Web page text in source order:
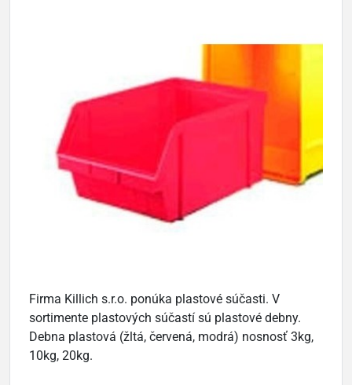
Firma Killich s.r.o. ponúka plastové súčasti. V
sortimente plastových súčastí sú plastové debny.
Debna plastová (žltá, červená, modrá) nosnosť 3kg,
10kg, 20kg.